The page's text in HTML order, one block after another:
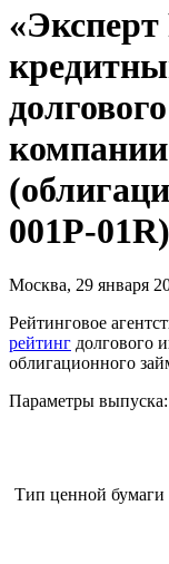
001P-
Москва, 29 января
Рейтинговое
рейтинг долгового
облигационного
Параметры выпуска:
Тип ценной бумаги